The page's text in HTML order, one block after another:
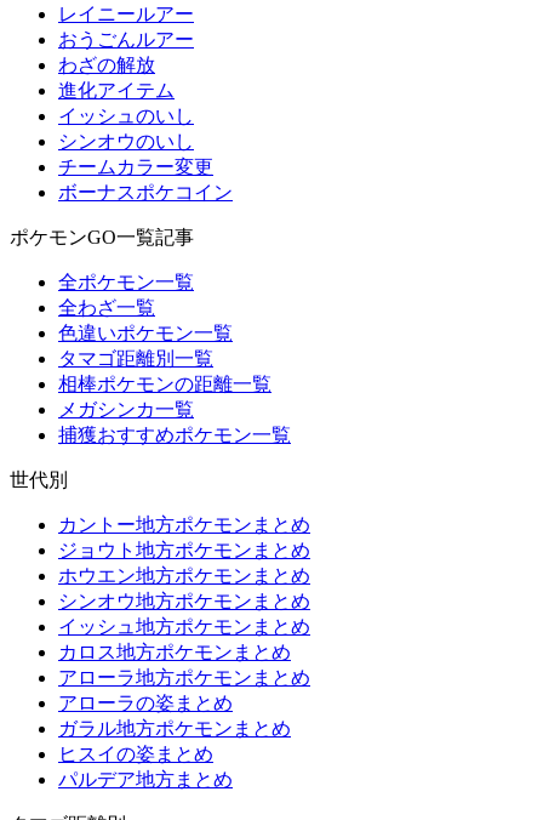
レイニールアー
おうごんルアー
わざの解放
進化アイテム
イッシュのいし
シンオウのいし
チームカラー変更
ボーナスポケコイン
ポケモンGO一覧記事
全ポケモン一覧
全わざ一覧
色違いポケモン一覧
タマゴ距離別一覧
相棒ポケモンの距離一覧
メガシンカ一覧
捕獲おすすめポケモン一覧
世代別
カントー地方ポケモンまとめ
ジョウト地方ポケモンまとめ
ホウエン地方ポケモンまとめ
シンオウ地方ポケモンまとめ
イッシュ地方ポケモンまとめ
カロス地方ポケモンまとめ
アローラ地方ポケモンまとめ
アローラの姿まとめ
ガラル地方ポケモンまとめ
ヒスイの姿まとめ
パルデア地方まとめ